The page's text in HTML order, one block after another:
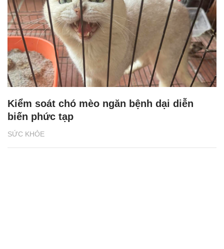
SỨC KHỎE
Kiểm soát chó mèo ngăn bệnh dại diễn
biến phức tạp